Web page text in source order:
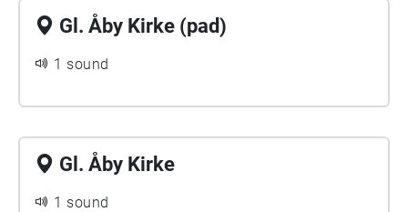
Gl. Åby Kirke (pad)
1 sound
Gl. Åby Kirke
1 sound